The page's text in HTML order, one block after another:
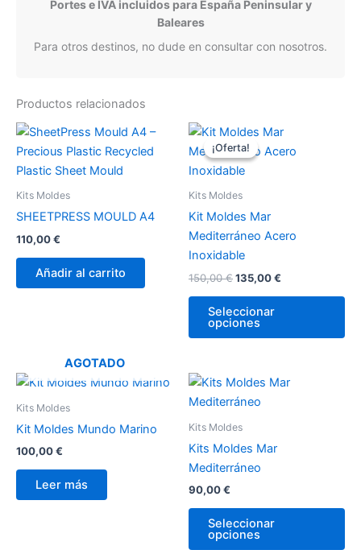
Portes e IVA incluidos para España Peninsular y
Baleares
Para otros destinos, no dude en consultar con nosotros.
Productos relacionados
Kits Moldes
SHEETPRESS MOULD A4
110,00€
Añadir al carrito
¡Oferta!
¡Oferta!
Kits Moldes
Kit Moldes Mar
Mediterráneo Acero
Inoxidable
150,00€
El
precio
original
era:
135,00€
El
actual
Seleccionar
opciones
AGOTADO
Kits Moldes
Kit Moldes Mundo Marino
100,00€
Leer más
Kits Moldes
Kits Moldes Mar
Mediterráneo
90,00€
Seleccionar
opciones